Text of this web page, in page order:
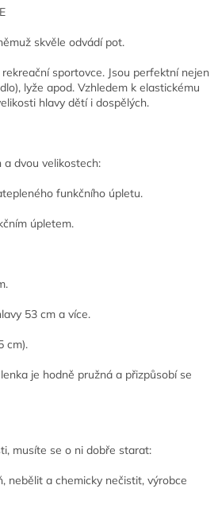
skvěle odvádí pot.
sportovce. Jsou perfektní nejen
lyže apod. Vzhledem k elastickému
hlavy dětí i dospělých.
a dvou velikostech:
funkčního úpletu.
úpletem.
53 cm a více.
cm).
je hodně pružná a přizpůsobí se
musíte se o ni dobře starat:
nebělit a chemicky nečistit, výrobce